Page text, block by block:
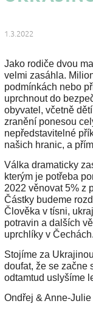
1.3.2022
Jako rodiče dvou
velmi zasáhla.
podmínkách nebo
uprchnout do
obyvatel, včetně
zranění ponesou
nepředstavitelné
našich hranic, a
Válka dramaticky
kterým je potřeba
2022 věnovat 5% z
Částky budeme
Člověka v tísni,
potravin a dalších
uprchlíky v Čechách.
Stojíme za
doufat, že se začne
odtamtud uslyšíme
Ondřej & Anne-Julie